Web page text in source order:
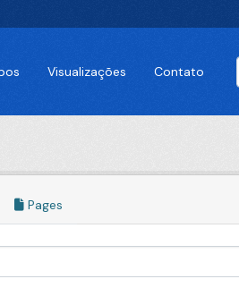
Visualizações Contato
Pages